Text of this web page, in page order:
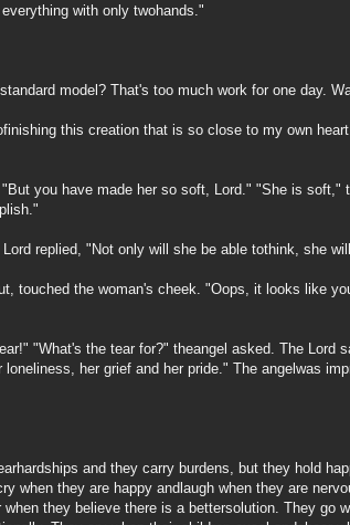
with only twohands."
model? That's too much work for one day.
this creation that is so close to my own
you have made her so soft, Lord." "She is soft,"
replied, "Not only will she be able tothink, she
touched the woman's cheek. "Oops, it looks like
"What's the tear for?" theangel asked. The Lord
her grief and her pride." The angelwas
and they carry burdens, but they hold
when they are happy andlaugh when they are
they believe there is a bettersolution. They go